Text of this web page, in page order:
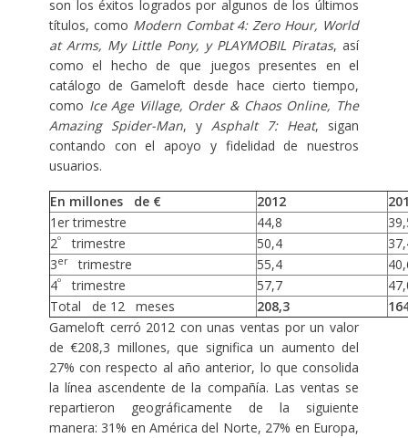
son los éxitos logrados por algunos de los últimos
títulos, como Modern Combat 4: Zero Hour, World
at Arms, My Little Pony, y PLAYMOBIL Piratas, así
como el hecho de que juegos presentes en el
catálogo de Gameloft desde hace cierto tiempo,
como Ice Age Village, Order & Chaos Online, The
Amazing Spider-Man, y Asphalt 7: Heat, sigan
contando con el apoyo y fidelidad de nuestros
usuarios.
En millones de € 2012
1er trimestre
44,8
2ºtrimestre 50,4
3ertrimestre 55,4
4ºtrimestre 57,7
Total de 12 meses
208,3
Gameloft cerró 2012 con unas ventas por un valor
de €208,3 millones, que significa un aumento del
27% con respecto al año anterior, lo que consolida
la línea ascendente de la compañía. Las ventas se
repartieron geográficamente de la siguiente
manera: 31% en América del Norte, 27% en Europa,